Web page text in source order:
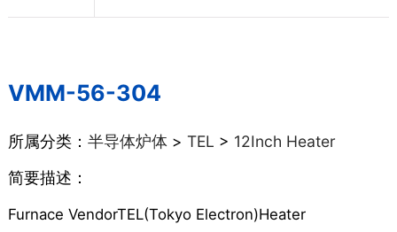
VMM-56-304
所属分类： 半导体炉体> TEL > 12Inch Heater
简要描述：
Furnace VendorTEL(Tokyo Electron)Heater